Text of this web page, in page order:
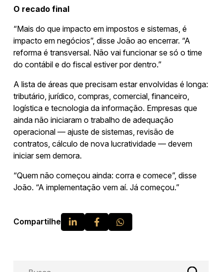
O recado final
“Mais do que impacto em impostos e sistemas, é
impacto em negócios”, disse João ao encerrar. “A
reforma é transversal. Não vai funcionar se só o time
do contábil e do fiscal estiver por dentro.”
A lista de áreas que precisam estar envolvidas é longa:
tributário, jurídico, compras, comercial, financeiro,
logística e tecnologia da informação. Empresas que
ainda não iniciaram o trabalho de adequação
operacional — ajuste de sistemas, revisão de
contratos, cálculo de nova lucratividade — devem
iniciar sem demora.
“Quem não começou ainda: corra e comece”, disse
João. “A implementação vem aí. Já começou.”
Compartilhe